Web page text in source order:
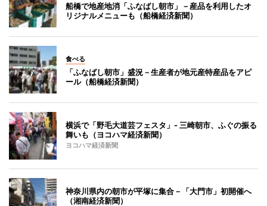
船橋で地産地消「ふなばし朝市」－産品を利用したオ
リジナルメニューも（船橋経済新聞）
食べる
「ふなばし朝市」盛況－生産者が地元産特産品をアピ
ール（船橋経済新聞）
横浜で「野毛大道芸フェスタ」- 三崎朝市、ふぐの振る
舞いも（ヨコハマ経済新聞）
ヨコハマ経済新聞
神奈川県内の朝市が平塚に集合－「大門市」初開催へ
（湘南経済新聞）